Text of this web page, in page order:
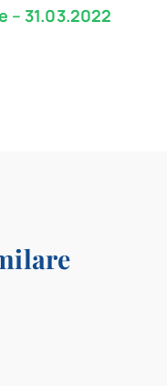
– 31.03.2022